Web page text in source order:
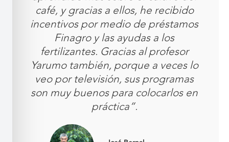
café, y gracias a ellos, he recibido
incentivos por medio de préstamos
Finagro y las ayudas a los
fertilizantes. Gracias al profesor
Yarumo también, porque a veces lo
veo por televisión, sus programas
son muy buenos para colocarlos en
práctica”.